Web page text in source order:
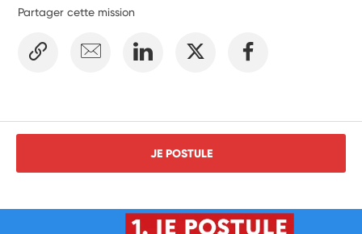
Partager cette mission
JE POSTULE